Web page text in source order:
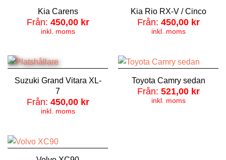
Kia Carens
Från: 450,00 kr
inkl. moms
Kia Rio RX-V / Cinco
Från: 450,00 kr
inkl. moms
Suzuki Grand Vitara XL-
7
Från: 450,00 kr
inkl. moms
Toyota Camry sedan
Från: 521,00 kr
inkl. moms